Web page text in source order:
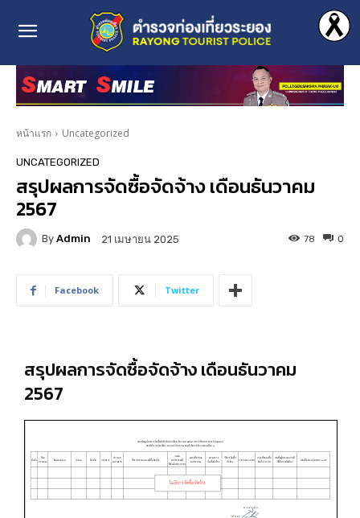
หน้าแรก Uncategorized
UNCATEGORIZED
สรุปผลการจัดซื้อจัดจ้าง เดือนธันวาคม
2567
By Admin 21 เมษายน 2025 0
78
Facebook Twitter
สรุปผลการจัดซื้อจัดจ้าง เดือนธันวาคม
2567